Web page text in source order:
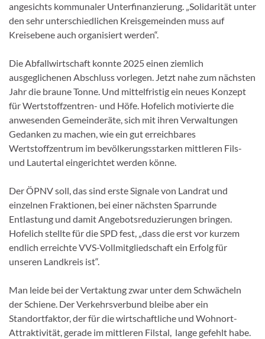
angesichts kommunaler Unterfinanzierung. „Solidarität unter
den sehr unterschiedlichen Kreisgemeinden muss auf
Kreisebene auch organisiert werden“.
Die Abfallwirtschaft konnte 2025 einen ziemlich
ausgeglichenen Abschluss vorlegen. Jetzt nahe zum nächsten
Jahr die braune Tonne. Und mittelfristig ein neues Konzept
für Wertstoffzentren- und Höfe. Hofelich motivierte die
anwesenden Gemeinderäte, sich mit ihren Verwaltungen
Gedanken zu machen, wie ein gut erreichbares
Wertstoffzentrum im bevölkerungsstarken mittleren Fils-
und Lautertal eingerichtet werden könne.
Der ÖPNV soll, das sind erste Signale von Landrat und
einzelnen Fraktionen, bei einer nächsten Sparrunde
Entlastung und damit Angebotsreduzierungen bringen.
Hofelich stellte für die SPD fest, „dass die erst vor kurzem
endlich erreichte VVS-Vollmitgliedschaft ein Erfolg für
unseren Landkreis ist“.
Man leide bei der Vertaktung zwar unter dem Schwächeln
der Schiene. Der Verkehrsverbund bleibe aber ein
Standortfaktor, der für die wirtschaftliche und Wohnort-
Attraktivität, gerade im mittleren Filstal, lange gefehlt habe.